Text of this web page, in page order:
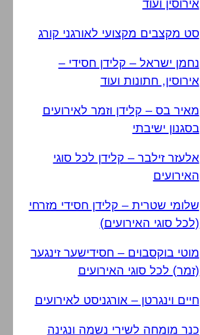
אירוסין ועוד
סט מקצבים מקצועי לאורגני קורג
נחמן ישראל – קלידן חסידי –
אירוסין, חתונות ועוד
מאיר בס – קלידן וזמר לאירועים
בסגנון ישיבתי
אלעזר זילבר – קלידן לכל סוגי
האירועים
שלומי שטרית – קלידן חסידי מזרחי
(לכל סוגי האירועים)
מוטי בוקסבוים – חסידישער זינגער
(זמר) לכל סוגי האירועים
חיים וינגרטן – אורגניסט לאירועים
כנר מומחה לשירי נשמה ונגינה